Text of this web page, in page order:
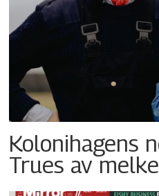
Kolonihagens
Trues av